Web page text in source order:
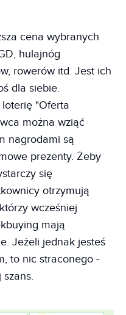
cena wybranych
hulajnóg
rowerów itd. Jest ich
dla siebie.
"Oferta
można wziąć
nagrodami są
prezenty. Żeby
się
otrzymują
wcześniej
mają
Jeżeli jednak jesteś
to nic straconego -